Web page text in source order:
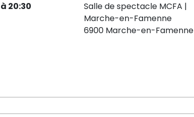
20:30
Salle de spectacle MCFA |
Marche-en-Famenne
6900 Marche-en-Famenne